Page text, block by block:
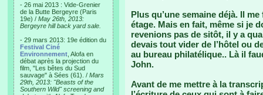
- 26 mai 2013 : Vide-Grenier
de la Butte Bergeyre (Paris
19e) / May 26th, 2013:
Bergeyre hill back yard sale.
- 29 mars 2013: 19e édition du
Festival Ciné
Environnement , Alofa en
débat après la projection du
film, "Les bêtes du Sud
sauvage" à Sées (61). / Mars
29th, 2013: "Beasts of the
Southern Wild" screening and
Plus qu’une semaine déjà. Il
étage. Mais en fait, même si je
revenions pas de sitôt, il y a
devais tout vider de l’hôtel ou
au bureau philatélique.. Là il
John.
Avant de me mettre à la